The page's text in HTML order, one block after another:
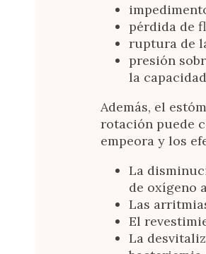
pérdida de
ruptura de
presión
la
Además, el
rotación puede
empeora y los
La
de oxígeno
Las
El
La